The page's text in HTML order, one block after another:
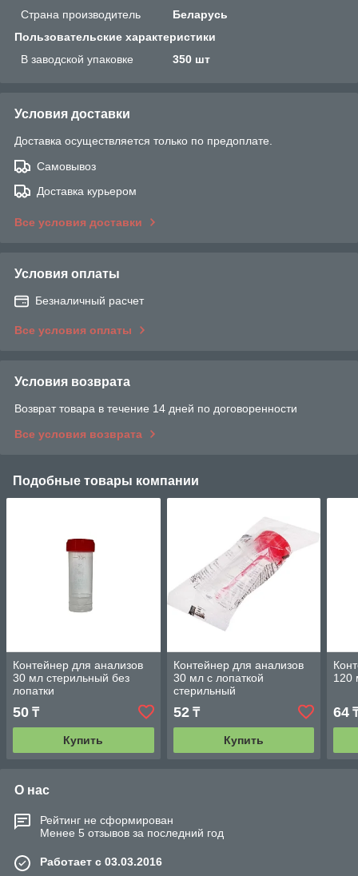
Страна производитель
Беларусь
Пользовательские характеристики
В заводской упаковке
350 шт
Условия доставки
Доставка осуществляется только по предоплате.
Самовывоз
Доставка курьером
Все условия доставки
Условия оплаты
Безналичный расчет
Все условия оплаты
Условия возврата
Возврат товара в течение 14 дней по договоренности
Все условия возврата
Подобные товары компании
Контейнер для анализов
30 мл стерильный без
лопатки
50 ₸
Купить
Контейнер для анализов
30 мл с лопаткой
стерильный
52₸
Купить
120
64
О нас
Рейтинг не сформирован
Менее 5 отзывов за последний год
Работает с 03.03.2016